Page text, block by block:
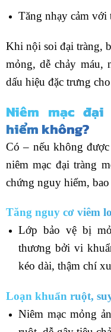
Tăng nhạy cảm
Khi nội soi đại tràng,
mỏng, dễ chảy máu,
dấu hiệu đặc trưng
Niêm mạc
hiểm không?
Có – nếu không
niêm mạc đại tràng
chứng nguy hiểm,
Tăng nguy cơ viêm
Lớp bảo vệ bị
thương bởi vi
kéo dài, thậm chí
Loạn khuẩn ruột,
Niêm mạc mỏng